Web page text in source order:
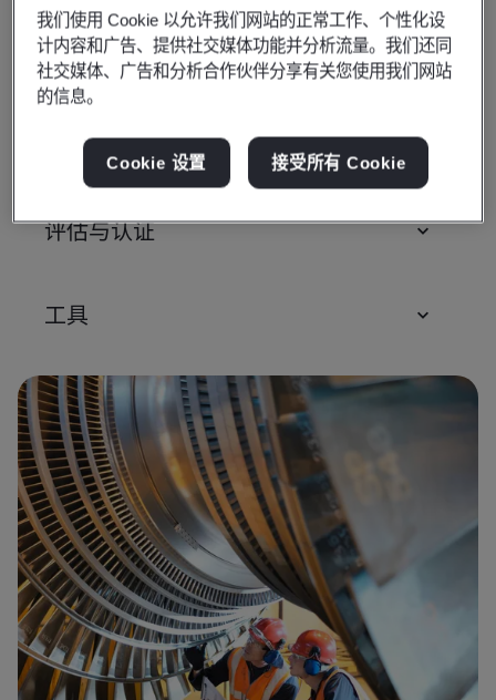
标准
培训课程和个人资质
评估与认证
工具
我们使用 Cookie 以允许我们网站的正常工作、个性化设
计内容和广告、提供社交媒体功能并分析流量。我们还同
社交媒体、广告和分析合作伙伴分享有关您使用我们网站
的信息。
Cookie 设置 接受所有 Cookie